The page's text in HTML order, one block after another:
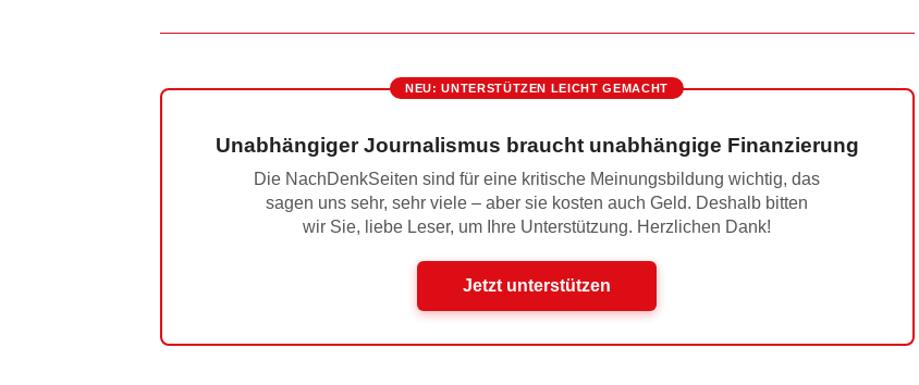
NEU: UNTERSTÜTZEN LEICHT GEMACHT
Unabhängiger Journalismus braucht unabhängige Finanzierung
Die NachDenkSeiten sind für eine kritische Meinungsbildung wichtig, das
sagen uns sehr, sehr viele – aber sie kosten auch Geld. Deshalb bitten
wir Sie, liebe Leser, um Ihre Unterstützung. Herzlichen Dank!
Jetzt unterstützen